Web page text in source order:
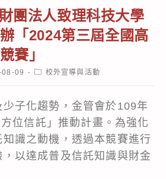
團法人致理科技大學
「2024第三屆全國高
賽」
09
Post校外宣導與活動
子化趨勢，金管會於109年
位信託」推動計畫。為強化
識之動機，透過本競賽進行
以達成普及信託知識與財金